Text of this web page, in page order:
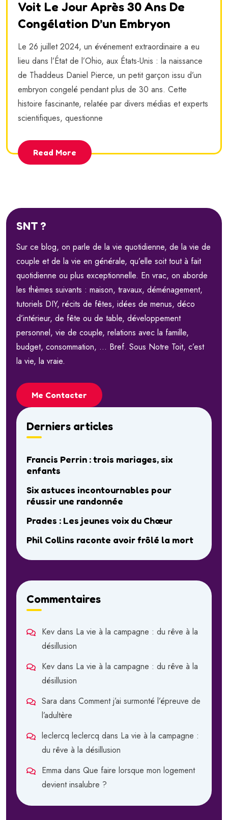
Voit Le Jour Après 30 Ans De
Congélation D’un Embryon
Le 26 juillet 2024, un événement extraordinaire a eu
lieu dans l’État de l’Ohio, aux États-Unis : la naissance
de Thaddeus Daniel Pierce, un petit garçon issu d’un
embryon congelé pendant plus de 30 ans. Cette
histoire fascinante, relatée par divers médias et experts
scientifiques, questionne
Read More
SNT ?
Sur ce blog, on parle de la vie quotidienne, de la vie de
couple et de la vie en générale, qu’elle soit tout à fait
quotidienne ou plus exceptionnelle. En vrac, on aborde
les thèmes suivants : maison, travaux, déménagement,
tutoriels DIY, récits de fêtes, idées de menus, déco
d’intérieur, de fête ou de table, développement
personnel, vie de couple, relations avec la famille,
budget, consommation, … Bref. Sous Notre Toit, c’est
la vie, la vraie.
Me Contacter
Derniers articles
Francis Perrin : trois mariages, six
enfants
Six astuces incontournables pour
réussir une randonnée
Prades : Les jeunes voix du Chœur
Phil Collins raconte avoir frôlé la mort
Commentaires
Kev dans La vie à la campagne : du rêve à la
désillusion
Kev dans La vie à la campagne : du rêve à la
désillusion
Sara dans Comment j’ai surmonté l’épreuve de
l’adultère
leclercq leclercq dans La vie à la campagne :
du rêve à la désillusion
Emma dans Que faire lorsque mon logement
devient insalubre ?